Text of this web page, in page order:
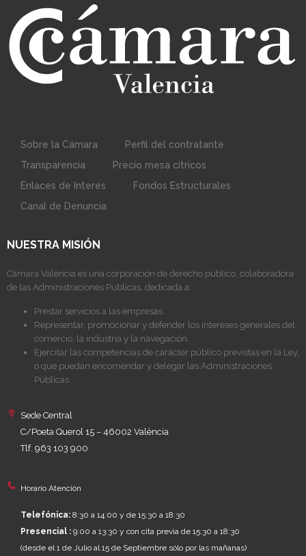
Sobre la Cámara
Perfil del contratante
Transparencia
Precio mesa citricos
Enlaces de Interés
Fondos Estructurales
Canal de Denuncia
NUESTRA MISIÓN
Cámara València es una corporación de derecho público, colaboradora
de las Administraciones Públicas, dedicada a:
Prestar servicios a las empresas.
Representar, promocionar y defender los intereses generales del
comercio, la industria y la navegación.
Ejercitar las competencias de carácter público previstas en la Ley,
o que puedan encomendar y delegar las Administraciones
Públicas.
Sede Central
C/Poeta Querol 15 – 46002 València
Tlf. 963 103 900
Horario Atención
Telefónica: 8:30 a 14:00 y de 15:30 a 18:30
Presencial : 9:00 a 13:30 y con cita previa de 15:30 a 18:30
(desde el 1 de Julio al 15 de Septiembre sólo por las mañanas)